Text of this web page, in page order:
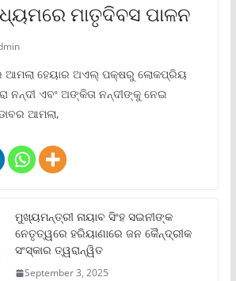
ମାତୃଦିବସ ପାଳନ
ଆମଲା ହେୟାର ଅଏଲ୍ ପକ୍ଷରୁ ଲୋକପ୍ରିୟ
ନନ୍ଦୀ ଏବଂ ଅଙ୍କିତା ନନ୍ଦୀଙ୍କୁ ନେଇ
ଆମଲା,
ମୁଖ୍ୟମନ୍ତ୍ରୀ ନାୟାବ ସିଂହ ସଇନୀଙ୍କ
ନେତୃତ୍ୱରେ ହରିୟାଣାରେ ଜନ କୈନ୍ଦ୍ରୀକ
ସଂସ୍କାର ତ୍ୱରାନ୍ୱିତ
September 3, 2025